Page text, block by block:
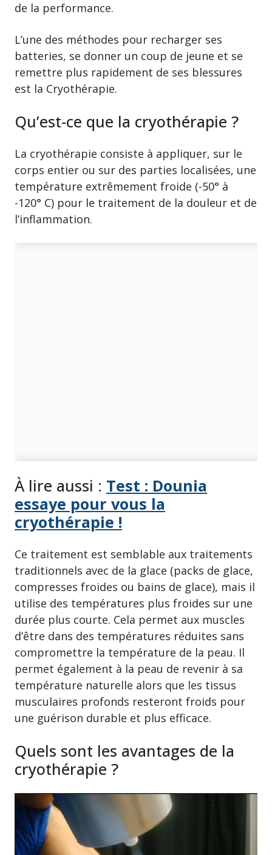
de la performance.
L’une des méthodes pour recharger ses
batteries, se donner un coup de jeune et se
remettre plus rapidement de ses blessures
est la Cryothérapie.
Qu’est-ce que la cryothérapie ?
La cryothérapie consiste à appliquer, sur le
corps entier ou sur des parties localisées, une
température extrêmement froide (-50° à
-120° C) pour le traitement de la douleur et de
l’inflammation.
À lire aussi : Test : Dounia
essaye pour vous la
cryothérapie !
Ce traitement est semblable aux traitements
traditionnels avec de la glace (packs de glace,
compresses froides ou bains de glace), mais il
utilise des températures plus froides sur une
durée plus courte. Cela permet aux muscles
d’être dans des températures réduites sans
compromettre la température de la peau. Il
permet également à la peau de revenir à sa
température naturelle alors que les tissus
musculaires profonds resteront froids pour
une guérison durable et plus efficace.
Quels sont les avantages de la
cryothérapie ?